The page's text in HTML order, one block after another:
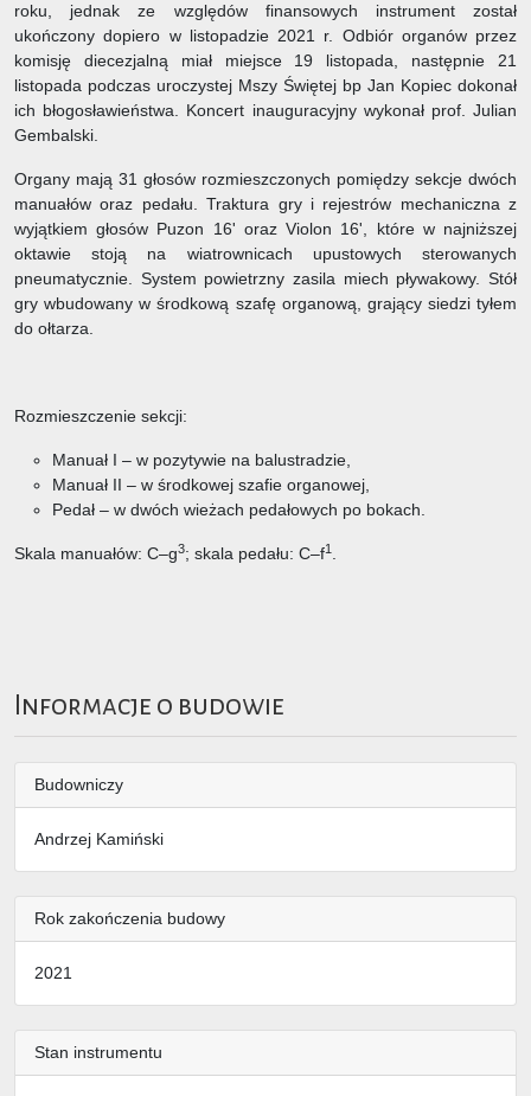
roku, jednak ze względów finansowych instrument został
ukończony dopiero w listopadzie 2021 r. Odbiór organów przez
komisję diecezjalną miał miejsce 19 listopada, następnie 21
listopada podczas uroczystej Mszy Świętej bp Jan Kopiec dokonał
ich błogosławieństwa. Koncert inauguracyjny wykonał prof. Julian
Gembalski.
Organy mają 31 głosów rozmieszczonych pomiędzy sekcje dwóch
manuałów oraz pedału. Traktura gry i rejestrów mechaniczna z
wyjątkiem głosów Puzon 16' oraz Violon 16', które w najniższej
oktawie stoją na wiatrownicach upustowych sterowanych
pneumatycznie. System powietrzny zasila miech pływakowy. Stół
gry wbudowany w środkową szafę organową, grający siedzi tyłem
do ołtarza.
Rozmieszczenie sekcji:
Manuał I – w pozytywie na balustradzie,
Manuał II – w środkowej szafie organowej,
Pedał – w dwóch wieżach pedałowych po bokach.
Skala manuałów: C–g3; skala pedału: C–f1
Informacje o budowie
Budowniczy
Andrzej Kamiński
Rok zakończenia budowy
2021
Stan instrumentu